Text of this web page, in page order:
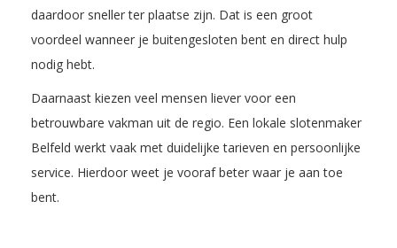
daardoor sneller ter plaatse zijn. Dat is een groot
voordeel wanneer je buitengesloten bent en direct hulp
nodig hebt.
Daarnaast kiezen veel mensen liever voor een
betrouwbare vakman uit de regio. Een lokale slotenmaker
Belfeld werkt vaak met duidelijke tarieven en persoonlijke
service. Hierdoor weet je vooraf beter waar je aan toe
bent.